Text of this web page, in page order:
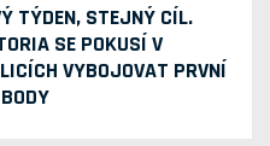
TÝDEN, STEJNÝ CÍL.
SE POKUSÍ V
VYBOJOVAT PRVNÍ